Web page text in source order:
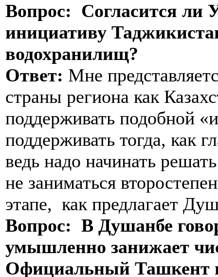
Вопрос: Согласится ли
инициативу
водохранилищ?
Ответ: Мне
страны региона как
поддерживать подобной
поддерживать тогда, как
ведь надо начинать
не заниматься
этапе, как предлагает
Вопрос: В Душанбе
умышленно занижает
Официальный Ташкент